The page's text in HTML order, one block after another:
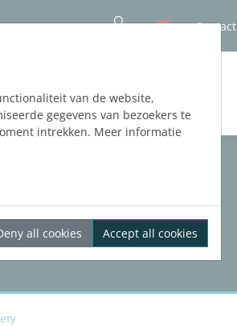
Contact
van de website,
gegevens van bezoekers te
intrekken. Meer informatie
all cookies Accept all cookies